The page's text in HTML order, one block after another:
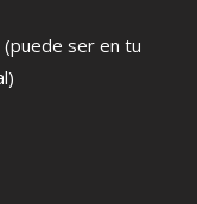
ser en tu